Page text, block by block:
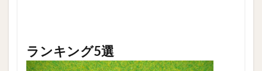
ランキング5選